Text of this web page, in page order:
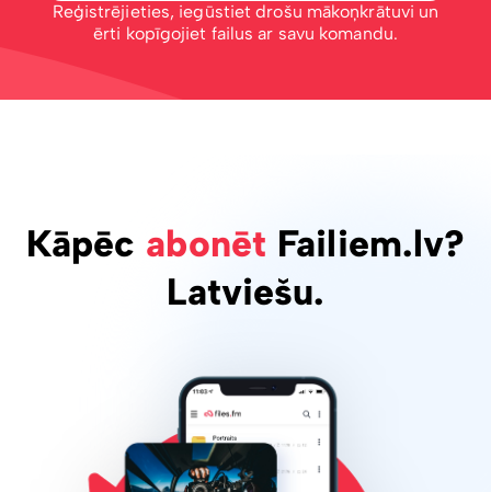
Reģistrējieties, iegūstiet drošu mākoņkrātuvi un
ērti kopīgojiet failus ar savu komandu.
Kāpēc abonēt Failiem.lv?
Latviešu.